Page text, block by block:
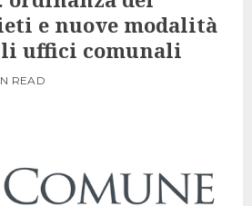
e nuove modalità
uffici comunali
READ